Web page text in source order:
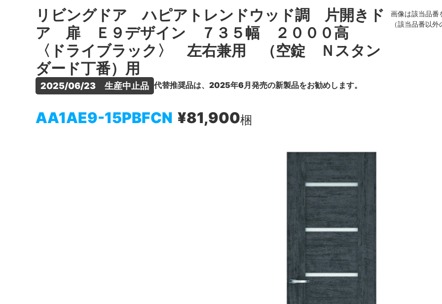
リビングドア ハピアトレンドウッド調 片開きド
ア 扉 Ｅ９デザイン ７３５幅 ２０００高
〈ドライブラック〉 左右兼用 （空錠 Ｎスタン
ダード丁番）用
2025/06/23　生産中止品 代替推奨品は、2025年6月発売の新製品をお勧めします。
AA1AE9-15PBFCN ¥81,900梱
画像は該当品番
（該当品番以